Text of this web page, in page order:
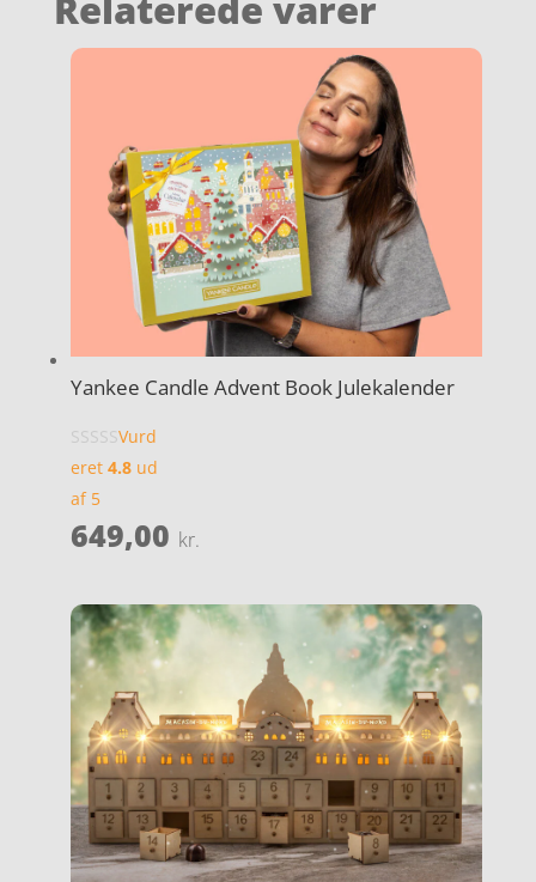
Yankee Candle Advent Book Julekalender
Vurd
eret 4.8ud
af 5
649,00 kr.